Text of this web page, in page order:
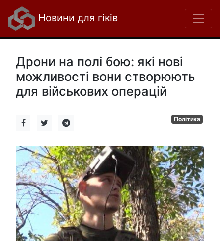
Новини для гіків
Дрони на полі бою: які нові
можливості вони створюють
для військових операцій
Політика